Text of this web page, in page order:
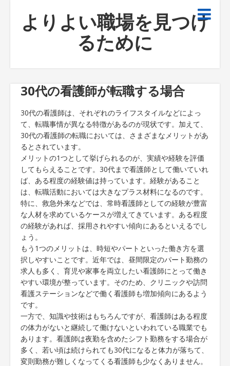
よりよい職場を見つけ
るために
30代の看護師が転職する場合
30代の看護師は、それぞれのライフスタイルなどによっ
て、転職事情が異なる特徴があるのが現状です。加えて、
30代の看護師の転職においては、さまざまなメリットがあ
るとされています。
メリットの1つとして挙げられるのが、実績や経験を評価
してもらえることです。30代まで看護師として働いていれ
ば、ある程度の経験値は持っています。経験があること
は、転職活動においては大きなプラス材料になるのです。
特に、救急外来などでは、常時看護師としての経験が豊富
な人材を求めているケースが増えてきています。ある程度
の経験があれば、採用されやすい傾向にあるといえるでし
ょう。
もう1つのメリットは、時短やパートといった働き方を選
択しやすいことです。近年では、昼間限定のパート勤務の
求人も多く、育児や家事を両立したい看護師にとって働き
やすい環境が整っています。そのため、クリニックや訪問
看護ステーションなどで働く看護師も増加傾向にあるよう
です。
一方で、知識や技術はもちろんですが、看護師はある程度
の体力がないと継続して働けないといわれている職業でも
あります。看護師は夜勤を含めたシフト勤務をする場合が
多く、若い頃は続けられても30代になると体力が落ちて、
変則勤務が難しくなってくる看護師も少なくありません。